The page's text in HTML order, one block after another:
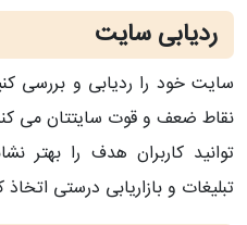
ردیابی سایت
سایت خود را ردیابی و بررسی
نقاط ضعف و قوت سایتتان می
توانید کاربران هدف را بهتر
تبلیغات و بازاریابی درستی اتخاذ